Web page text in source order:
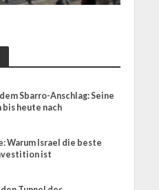
Sbarro-Anschlag: Seine
bis heute nach
Warum Israel die beste
ist